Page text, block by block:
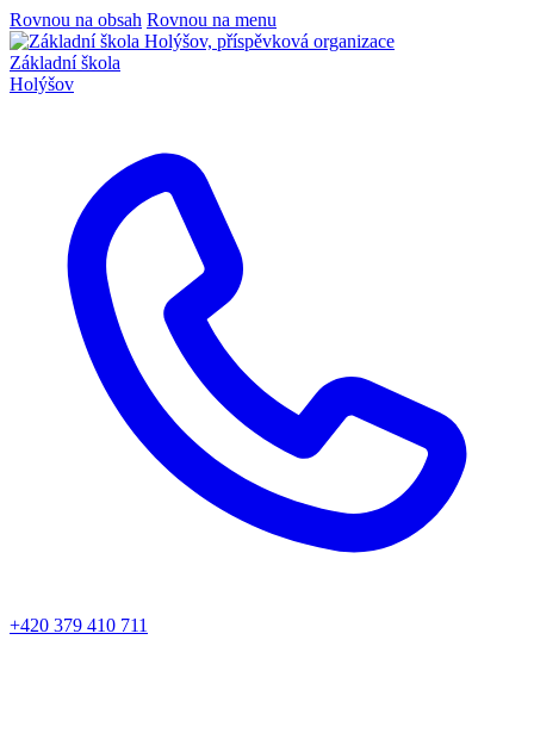
Rovnou na obsah Rovnou na menu
Základní škola
Holýšov
+420 379 410 711